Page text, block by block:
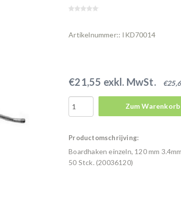
Artikelnummer:: IKD70014
€21,55 exkl. MwSt.
Zum
Productomschrijving:
Boardhaken einzeln, 120 mm
50 Stck. (20036120)